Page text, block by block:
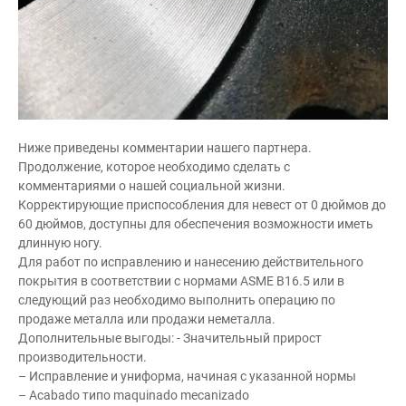
Ниже приведены комментарии нашего партнера.
Продолжение, которое необходимо сделать с
комментариями о нашей социальной жизни.
Корректирующие приспособления для невест от 0 дюймов до
60 дюймов, доступны для обеспечения возможности иметь
длинную ногу.
Для работ по исправлению и нанесению действительного
покрытия в соответствии с нормами ASME B16.5 или в
следующий раз необходимо выполнить операцию по
продаже металла или продажи неметалла.
Дополнительные выгоды: - Значительный прирост
производительности.
– Исправление и униформа, начиная с указанной нормы
– Acabado типо maquinado mecanizado